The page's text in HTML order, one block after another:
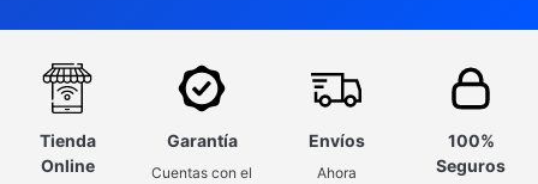
Tienda
Online
Garantía
Cuentas con el
Envíos
Ahora
100%
Seguros